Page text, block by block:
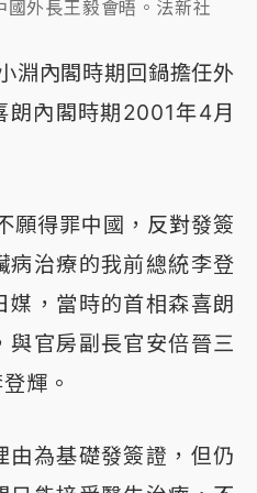
外長王毅會晤。法新社
淵內閣時期回鍋擔任外
朗內閣時期2001年4月
願得罪中國，反對發簽
病治療的我前總統李登
媒，當時的首相森喜朗
與官房副長官安倍晉三
輝。
由為基礎發簽證，但仍